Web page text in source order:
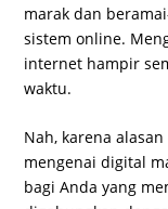
marak dan
sistem online.
internet hampir
waktu.
Nah, karena
mengenai digital
bagi Anda yang